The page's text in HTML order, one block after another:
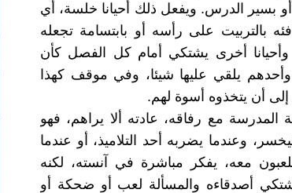
الدرس. ويفعل ذلك أحيانا خلسة، أي
بالتربيت على رأسه أو بابتسامة تجعله
أخرى يشتكي أمام كل الفصل كأن
يلقي عليها شيئا، وفي موقف كهذا
أن يتخذوه أسوة لهم.
مع رفاقه، عادته ألا يراهم، فهو
وعندما يضربه أحد التلاميذ، أو عندما
معه، يفكر مباشرة في آنسته، لكنه
أصدقاءه والمسألة لعب أو ضحكة أو